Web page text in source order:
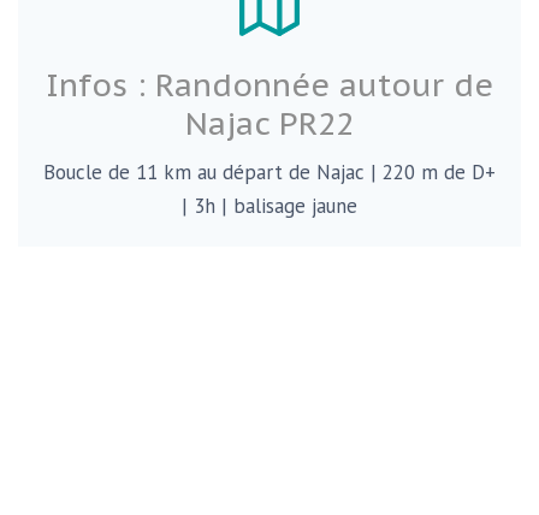
Infos : Randonnée autour de
Najac PR22
Boucle de 11 km au départ de Najac | 220 m de D+
| 3h | balisage jaune